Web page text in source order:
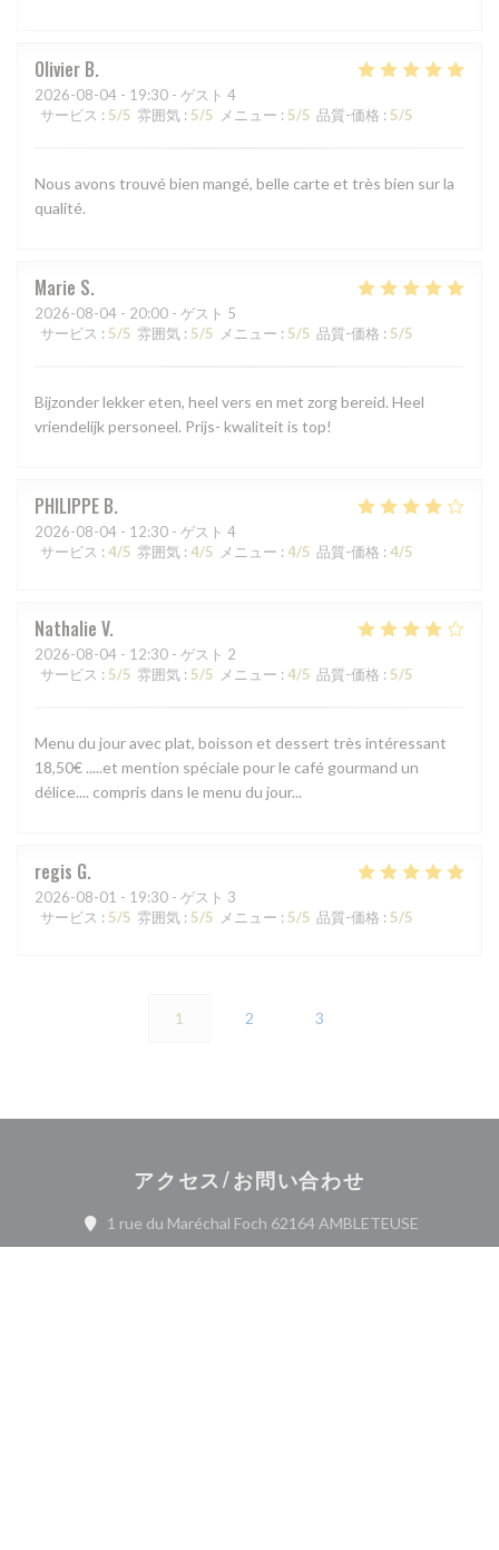
Olivier B
2026-08-04 - 19:30 - ゲスト 4
サービス : 5/5 雰囲気 : 5/5 メニュー : 5/5 品質-価格 : 5/5
Nous avons trouvé bien mangé, belle carte et très bien sur la
qualité.
Marie S
2026-08-04 - 20:00 - ゲスト 5
サービス : 5/5 雰囲気 : 5/5 メニュー : 5/5 品質-価格 : 5/5
Bijzonder lekker eten, heel vers en met zorg bereid. Heel
vriendelijk personeel. Prijs- kwaliteit is top!
PHILIPPE B
2026-08-04 - 12:30 - ゲスト 4
サービス : 4/5 雰囲気 : 4/5 メニュー : 4/5 品質-価格 : 4/5
Nathalie V
2026-08-04 - 12:30 - ゲスト 2
サービス : 5/5 雰囲気 : 5/5 メニュー : 4/5 品質-価格 : 5/5
Menu du jour avec plat, boisson et dessert très intéressant
18,50€ .....et mention spéciale pour le café gourmand un
délice.... compris dans le menu du jour...
regis G
2026-08-01 - 19:30 - ゲスト 3
サービス : 5/5 雰囲気 : 5/5 メニュー : 5/5 品質-価格 : 5/5
1 2 3
アクセス/お問い合わせ
1 rue du Maréchal Foch 62164 AMBLETEUSE((新しいウ